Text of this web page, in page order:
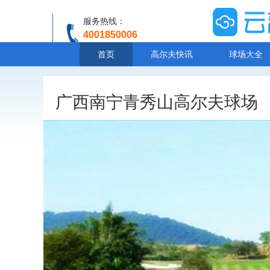
服务热线：
4001850006
首页 高尔夫快讯 球场大全
广西南宁青秀山高尔夫球场